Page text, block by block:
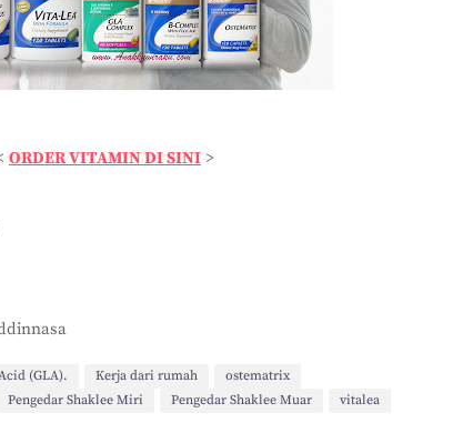
ORDER VITAMIN DI SINI >
(GLA). Kerja dari rumah
ostematrix
Pengedar Shaklee Miri Pengedar Shaklee Muar
vitalea